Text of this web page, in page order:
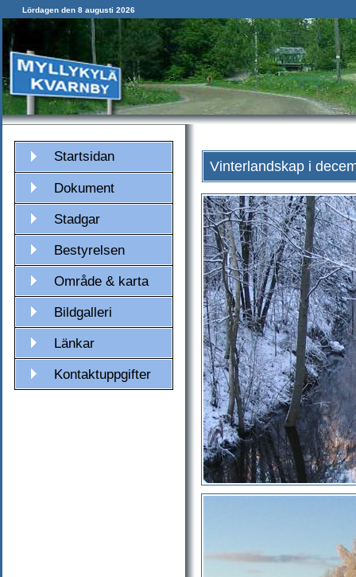
Lördagen den 8 augusti 2026
Vinterlandskap i
Startsidan
Dokument
Stadgar
Bestyrelsen
Område & karta
Bildgalleri
Länkar
Kontaktuppgifter